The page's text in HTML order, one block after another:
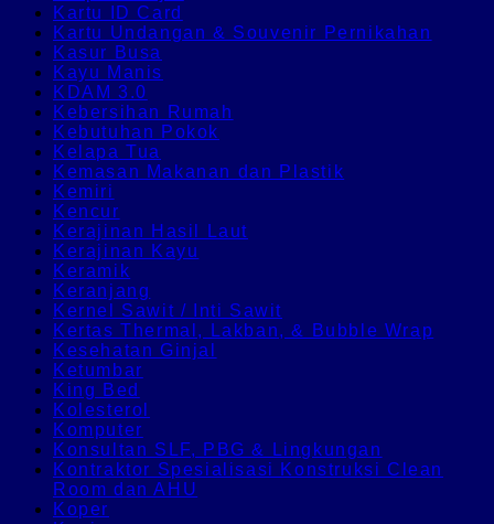
Kartu ID Card
Kartu Undangan & Souvenir Pernikahan
Kasur Busa
Kayu Manis
KDAM 3.0
Kebersihan Rumah
Kebutuhan Pokok
Kelapa Tua
Kemasan Makanan dan Plastik
Kemiri
Kencur
Kerajinan Hasil Laut
Kerajinan Kayu
Keramik
Keranjang
Kernel Sawit / Inti Sawit
Kertas Thermal, Lakban, & Bubble Wrap
Kesehatan Ginjal
Ketumbar
King Bed
Kolesterol
Komputer
Konsultan SLF, PBG & Lingkungan
Kontraktor Spesialisasi Konstruksi Clean
Room dan AHU
Koper